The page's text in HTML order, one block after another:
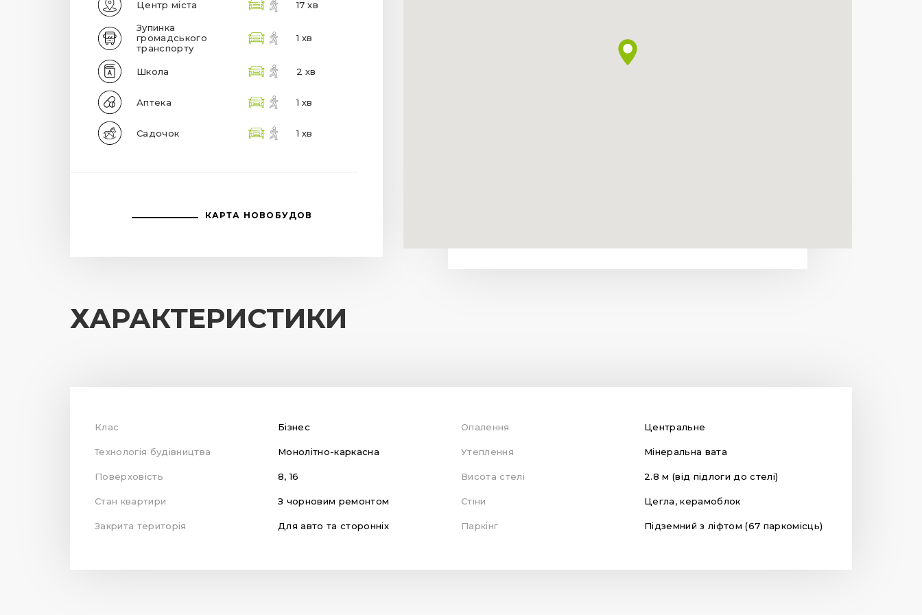
Центр міста 17 хв
Зупинка
громадського
транспорту
1 хв
Школа 2 хв
Аптека 1 хв
Садочок 1 хв
КАРТА НОВОБУДОВ
ХАРАКТЕРИСТИКИ
Клас Бізнес Опалення Центральне
Технологія будівництва Монолітно-каркасна Утеплення Мінеральна вата
Поверховість 8, 16 Висота стелі 2.8 м (від підлоги до стелі)
Стан квартири З чорновим ремонтом Стіни Цегла, керамоблок
Закрита територія Для авто та сторонніх Паркінг Підземний з ліфтом (67 паркомісць)